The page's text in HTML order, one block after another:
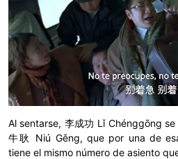
Al sentarse, 李成功 Lǐ Chénggōng
牛耿 Niú Gěng, que por una de
tiene el mismo número de asiento